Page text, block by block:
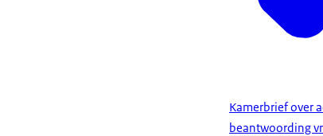
Kamerbrief over
beantwoording